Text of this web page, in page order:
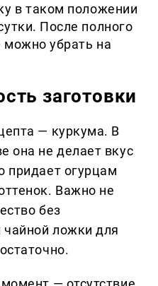
в таком положении
После полного
можно убрать на
заготовки
— куркума. В
она не делает вкус
придает огурцам
Важно не
без
чайной ложки для